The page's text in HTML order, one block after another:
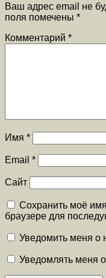
Ваш адрес email не
поля помечены *
Комментарий *
Имя *
Email *
Сайт
Сохранить моё
браузере для
Уведомить меня о
Уведомлять меня